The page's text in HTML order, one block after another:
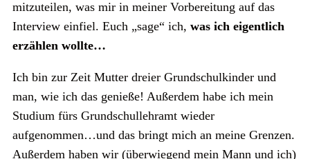
mitzuteilen, was mir in meiner Vorbereitung auf das
Interview einfiel. Euch „sage“ ich, was ich eigentlich
erzählen wollte…
Ich bin zur Zeit Mutter dreier Grundschulkinder und
man, wie ich das genieße! Außerdem habe ich mein
Studium fürs Grundschullehramt wieder
aufgenommen…und das bringt mich an meine Grenzen.
Außerdem haben wir (überwiegend mein Mann und ich)